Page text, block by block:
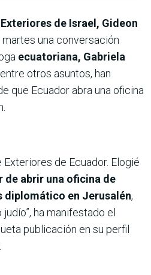
de Israel, Gideon
una conversación
ecuatoriana, Gabriela
otros asuntos, han
que Ecuador abra una oficina
de Ecuador. Elogié
de abrir una oficina de
diplomático en Jerusalén,
ha manifestado el
publicación en su perfil